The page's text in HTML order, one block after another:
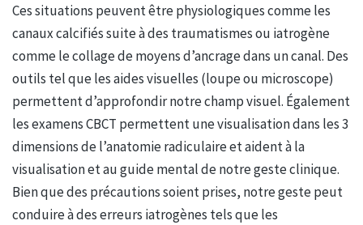
Ces situations peuvent être physiologiques comme les
canaux calcifiés suite à des traumatismes ou iatrogène
comme le collage de moyens d’ancrage dans un canal. Des
outils tel que les aides visuelles (loupe ou microscope)
permettent d’approfondir notre champ visuel. Également
les examens CBCT permettent une visualisation dans les 3
dimensions de l’anatomie radiculaire et aident à la
visualisation et au guide mental de notre geste clinique.
Bien que des précautions soient prises, notre geste peut
conduire à des erreurs iatrogènes tels que les